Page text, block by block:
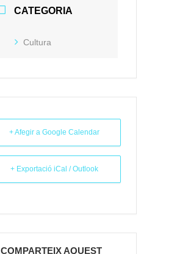
CATEGORIA
Cultura
+ Afegir a Google Calendar
+ Exportació iCal / Outlook
COMPARTEIX AQUEST